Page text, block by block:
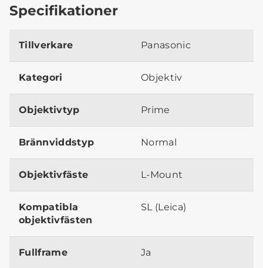
Specifikationer
Tillverkare Panasonic
Kategori Objektiv
Objektivtyp Prime
Brännviddstyp Normal
Objektivfäste L-Mount
Kompatibla
objektivfästen
SL (Leica)
Fullframe Ja